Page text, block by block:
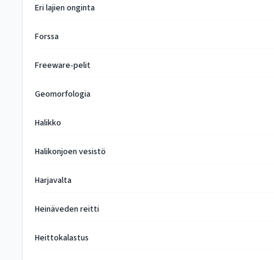
Eri lajien onginta
Forssa
Freeware-pelit
Geomorfologia
Halikko
Halikonjoen vesistö
Harjavalta
Heinäveden reitti
Heittokalastus